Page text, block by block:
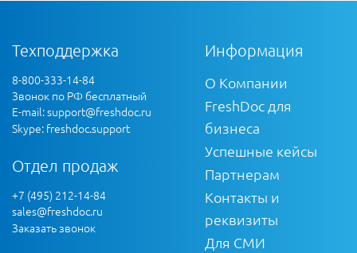
Техподдержка
8-800-333-14-84
Звонок по РФ бесплатный
E-mail:support@freshdoc.ru
Skype: freshdoc.support
Отдел продаж
+7 (495) 212-14-84
sales@freshdoc.ru
Заказать звонок
Информация
О Компании
FreshDoc для
бизнеса
Успешные кейсы
Партнерам
Контакты и
реквизиты
Для СМИ